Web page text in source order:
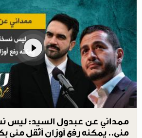
ممداني عن عبدول السيد: ليس
مني.. يمكنه رفع أوزان أثقل مني